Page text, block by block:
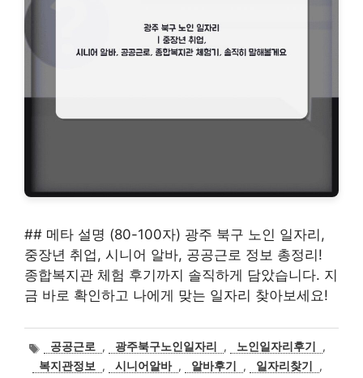
## 메타 설명 (80-100자) 광주 북구 노인 일자리,
중장년 취업, 시니어 알바, 공공근로 정보 총정리!
종합복지관 체험 후기까지 솔직하게 담았습니다. 지
금 바로 확인하고 나에게 맞는 일자리 찾아보세요!
태
그
공공근로 , 광주북구노인일자리 , 노인일자리후기
,
복지관정보
, 시니어알바 , 알바후기 , 일자리찾기
,